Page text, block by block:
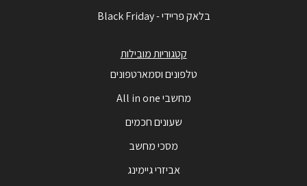
בלאק פריידי - Black Friday
קטגוריות מובילות
טלפונים וסמארטפונים
מחשבי All in one
שעונים חכמים
מסכי מחשב
אביזרי גיימינג